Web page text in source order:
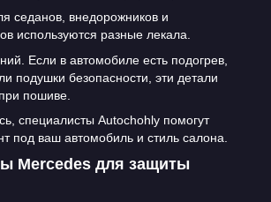
седанов, внедорожников и
используются разные лекала.
Если в автомобиле есть подогрев,
подушки безопасности, эти детали
пошиве.
специалисты Autochohly помогут
под ваш автомобиль и стиль салона.
Mercedes для защиты